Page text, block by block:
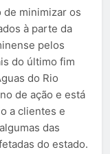
de minimizar os
à parte da
pelos
do último fim
do Rio
de ação e está
a clientes e
das
do estado.